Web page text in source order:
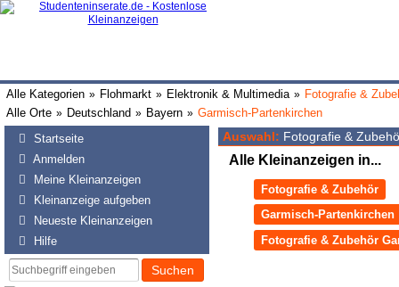
Alle Kategorien » Flohmarkt » Elektronik & Multimedia » Fotografie &
Alle Orte » Deutschland » Bayern » Garmisch-Partenkirchen
Startseite
Anmelden
Meine Kleinanzeigen
Kleinanzeige aufgeben
Neueste Kleinanzeigen
Hilfe
Suchen
Auswahl: Fotografie &
Alle Kleinanzeigen in...
Fotografie & Zubehör
Garmisch-Partenkirchen
Fotografie & Zubehör